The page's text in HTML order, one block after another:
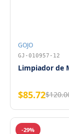
GOJO
GJ-010957-12
Limpiador de
$85.72
-29%